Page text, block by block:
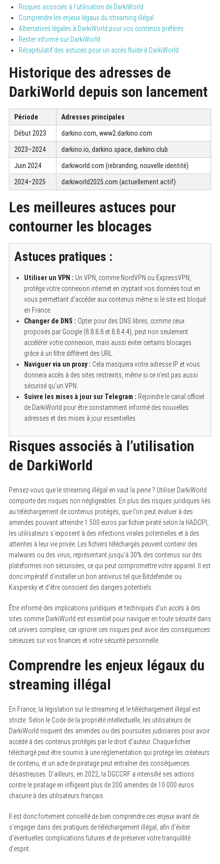
Risques associés à l’utilisation de DarkiWorld
Comprendre les enjeux légaux du streaming illégal
Alternatives légales à DarkiWorld pour vos contenus préférés
Rester informé sur DarkiWorld
Récapitulatif des astuces pour un accès fluide à DarkiWorld
Historique des adresses de
DarkiWorld depuis son lancement
Période Adresses principales
Début 2023 darkino.com, www2.darkino.com
2023–2024 darkino.io, darkino.space, darkino.club
Juin 2024 darkiworld.com (rebranding, nouvelle identité)
2024–2025 darkiworld2025.com (actuellement actif)
Les meilleures astuces pour
contourner les blocages
Astuces pratiques :
Utiliser un VPN : Un VPN, comme NordVPN ou ExpressVPN,
protège votre connexion internet en cryptant vos données tout en
vous permettant d’accéder aux contenus même si le site est bloqué
en France.
Changer de DNS : Opter pour des DNS libres, comme ceux
proposés par Google (8.8.8.8 et 8.8.4.4), peut non seulement
accélérer votre connexion, mais aussi éviter certains blocages
grâce à un filtre différent des URL.
Naviguer via un proxy : Cela masquera votre adresse IP et vous
donnera accès à des sites restreints, même si ce n’est pas aussi
sécurisé qu’un VPN.
Suivre les mises à jour sur Telegram : Rejoindre le canal officiel
de DarkiWorld pour être constamment informé des nouvelles
adresses et des mises à jour essentielles.
Risques associés à l’utilisation
de DarkiWorld
Pensez-vous que le streaming illégal en vaut la peine ? Utiliser DarkiWorld
comporte des risques non négligeables. En plus des risques juridiques liés
au téléchargement de contenus protégés, que l’on peut évaluer à des
amendes pouvant atteindre 1 500 euros par fichier piraté selon la HADOPI,
les utilisateurs s’exposent à des infections virales potentielles et à des
atteintes à leur vie privée. Les fichiers téléchargés peuvent contenir des
malwares ou des virus, représentant jusqu’à 30% des contenus sur des
plateformes non sécurisées, ce qui peut compromettre votre appareil. Il est
donc impératif d’installer un bon antivirus tel que Bitdefender ou
Kaspersky et d’être conscient des dangers potentiels.
Être informé des implications juridiques et techniques d’un accès à des
sites comme DarkiWorld est essentiel pour naviguer en toute sécurité dans
cet univers complexe, car ignorer ces risques peut avoir des conséquences
sérieuses sur vos finances et votre sécurité personnelle.
Comprendre les enjeux légaux du
streaming illégal
En France, la législation sur le streaming et le téléchargement illégal est
stricte. Selon le Code de la propriété intellectuelle, les utilisateurs de
DarkiWorld risquent des amendes ou des poursuites judiciaires pour avoir
accédé à des contenus protégés par le droit d’auteur. Chaque fichier
téléchargé peut être soumis à une réglementation qui protège les créateurs
de contenu, et un acte de piratage peut entraîner des conséquences
désastreuses. D’ailleurs, en 2022, la DGCCRF a intensifié ses actions
contre le piratage en infligeant plus de 200 amendes de 10 000 euros
chacune à des utilisateurs français.
Il est donc fortement conseillé de bien comprendre ces enjeux avant de
s’engager dans des pratiques de téléchargement illégal, afin d’éviter
d’éventuelles complications futures et de préserver votre tranquillité
d’esprit.